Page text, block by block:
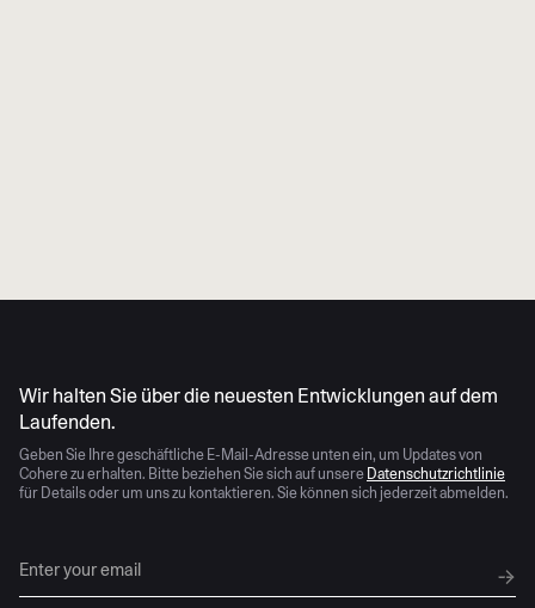
Wir halten Sie über die neuesten Entwicklungen auf dem
Laufenden.
Geben Sie Ihre geschäftliche E-Mail-Adresse unten ein, um Updates von
Cohere zu erhalten. Bitte beziehen Sie sich auf unsere Datenschutzrichtlinie
für Details oder um uns zu kontaktieren. Sie können sich jederzeit abmelden.